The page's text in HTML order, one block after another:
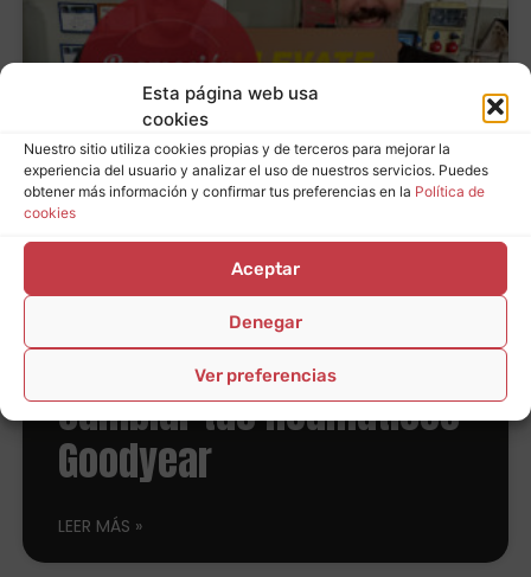
Esta página web usa
cookies
Nuestro sitio utiliza cookies propias y de terceros para mejorar la
experiencia del usuario y analizar el uso de nuestros servicios. Puedes
obtener más información y confirmar tus preferencias en la Política de
cookies
Aceptar
Denegar
Ver preferencias
(Finalizada) Consigue
hasta 100€ en tarjetas
regalo y combustible al
cambiar tus neumáticos
Goodyear
LEER MÁS